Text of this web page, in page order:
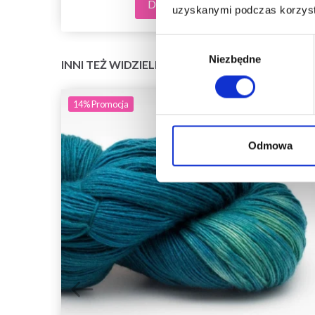
uzyskanymi podczas
zgody
Niezbędne
Odmowa
Dodaj do koszyka
INNI TEŻ WIDZIELI
14%Promocja